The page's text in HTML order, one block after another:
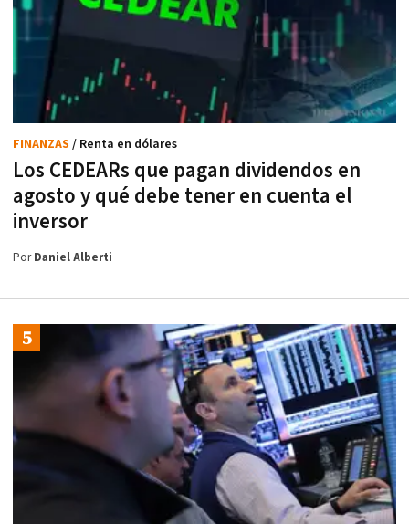
Los CEDEARs que pagan dividendos en
agosto y qué debe tener en cuenta el
inversor
FINANZAS / Renta en dólares
PorDaniel Alberti